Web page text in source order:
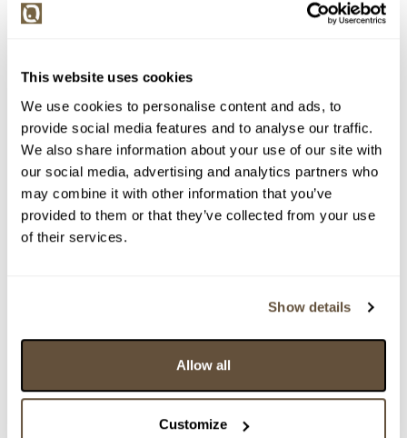
This website uses cookies
We use cookies to personalise content and ads, to
provide social media features and to analyse our traffic.
We also share information about your use of our site with
our social media, advertising and analytics partners who
may combine it with other information that you’ve
provided to them or that they’ve collected from your use
of their services.
Show details
Allow all
Customize
Detail položky
Olej na kartonu, 20x60 cm. Signováno vpravo dole
Lukášek. Rám, pasparta, sklo.
> Zobrazit detail položky a informace o autorovi
115408. Tání na Tišnovsku
Vyvolávací cena:
500 Kč